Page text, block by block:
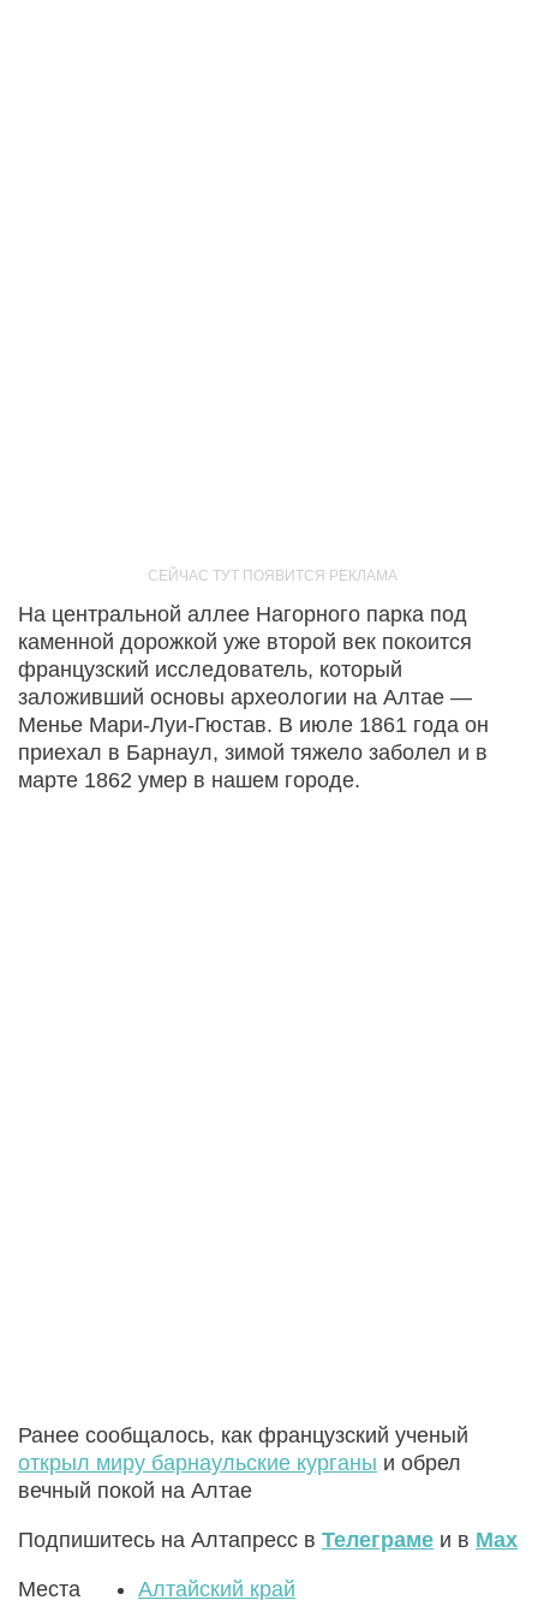
На центральной аллее Нагорного парка под
каменной дорожкой уже второй век покоится
французский исследователь, который
заложивший основы археологии на Алтае —
Менье Мари-Луи-Гюстав. В июле 1861 года он
приехал в Барнаул, зимой тяжело заболел и в
марте 1862 умер в нашем городе.
Ранее сообщалось, как французский ученый
открыл миру барнаульские курганы и обрел
вечный покой на Алтае
Подпишитесь на Алтапресс в Телеграме и в Max
Места Алтайский край